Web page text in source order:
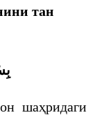
тан
шаҳридаги